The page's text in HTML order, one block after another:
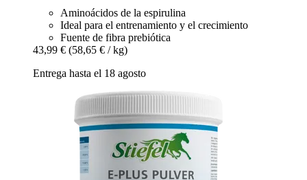
Aminoácidos de la espirulina
Ideal para el entrenamiento y el crecimiento
Fuente de fibra prebiótica
43,99 € (58,65 € / kg)
Entrega hasta el 18 agosto